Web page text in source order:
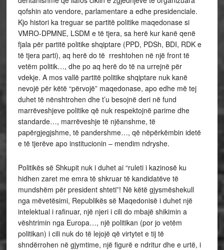
qofshin ato vendore, parlamentare a edhe presidenciale.
Kjo histori ka treguar se partitë politike maqedonase si
VMRO-DPMNE, LSDM e të tjera, sa herë kur kanë qenë
fjala për partitë politike shqiptare (PPD, PDSh, BDI, RDK e
të tjera parti), aq herë do të rreshtohen në një front të
vetëm politik…, dhe po aq herë do të na urrejnë për
vdekje. A mos vallë partitë politike shqiptare nuk kanë
nevojë për këtë “përvojë” maqedonase, apo edhe më tej
duhet të nënshtrohen dhe t’u besojnë deri në fund
marrëveshjeve politike që nuk respektojnë parime dhe
standarde…, marrëveshje të njëanshme, të
papërgjegjshme, të pandershme…, që nëpërkëmbin idetë
e të tjerëve apo institucionin – mendim ndryshe.
Politikës së Shkupit nuk i duhet ai “ruleti i kazinosë ku
hidhen zaret me emra të shkruar të kandidatëve të
mundshëm për president shteti”! Në këtë gjysmëshekull
nga mëvetësimi, Republikës së Maqedonisë i duhet një
intelektual i rafinuar, një njeri i cili do mbajë shikimin a
vështrimin nga Europa…, një politikan (por jo vetëm
politikan) i cili nuk do të lejojë që virtytet e tij të
shndërrohen në gjymtime, një figurë e ndritur dhe e urtë, i